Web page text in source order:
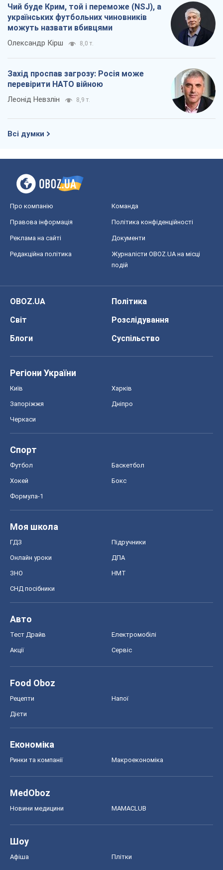
Чий буде Крим, той і переможе (NSJ), а
українських футбольних чиновників
можуть назвати вбивцями
Олександр Кірш 8,0 т.
Захід проспав загрозу: Росія може
перевірити НАТО війною
Леонід Невзлін 8,9 т.
Всі думки
Про компанію Команда
Правова інформація Політика конфіденційності
Реклама на сайті Документи
Редакційна політика
Журналісти OBOZ.UA на місці
подій
OBOZ.UA
Політика
Світ
Розслідування
Блоги
Суспільство
Регіони України
Київ Харків
Запоріжжя Дніпро
Черкаси
Спорт
Футбол Баскетбол
Хокей Бокс
Формула-1
Моя школа
ГДЗ Підручники
Онлайн уроки ДПА
ЗНО НМТ
СНД посібники
Авто
Тест Драйв Електромобілі
Акції Сервіс
Food Oboz
Рецепти Напої
Дієти
Економіка
Ринки та компанії Макроекономіка
MedOboz
Новини медицини MAMACLUB
Шоу
Афіша Плітки